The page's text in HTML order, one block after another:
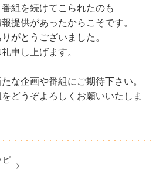
組を続けてこられたのも
提供があったからこそです。
がとうございました。
申し上げます。
な企画や番組にご期待下さい。
どうぞよろしくお願いいたしま
ピ